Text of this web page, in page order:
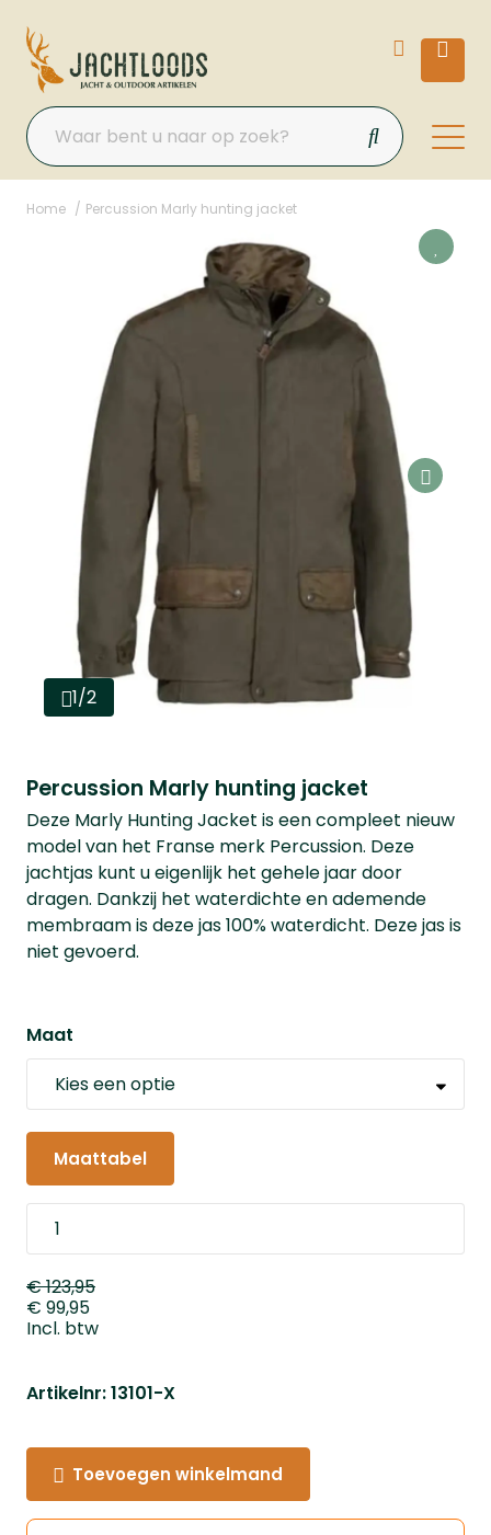
Home Percussion Marly hunting jacket
1/2
Percussion Marly hunting jacket
Deze Marly Hunting Jacket is een compleet nieuw
model van het Franse merk Percussion. Deze
jachtjas kunt u eigenlijk het gehele jaar door
dragen. Dankzij het waterdichte en ademende
membraam is deze jas 100% waterdicht. Deze jas is
niet gevoerd.
Maat
Maattabel
€ 123,95
€ 99,95
Incl. btw
Artikelnr: 13101-X
Toevoegen winkelmand